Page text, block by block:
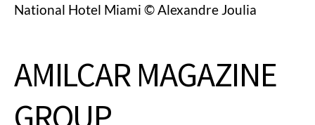
National Hotel Miami © Alexandre Joulia
AMILCAR MAGAZINE